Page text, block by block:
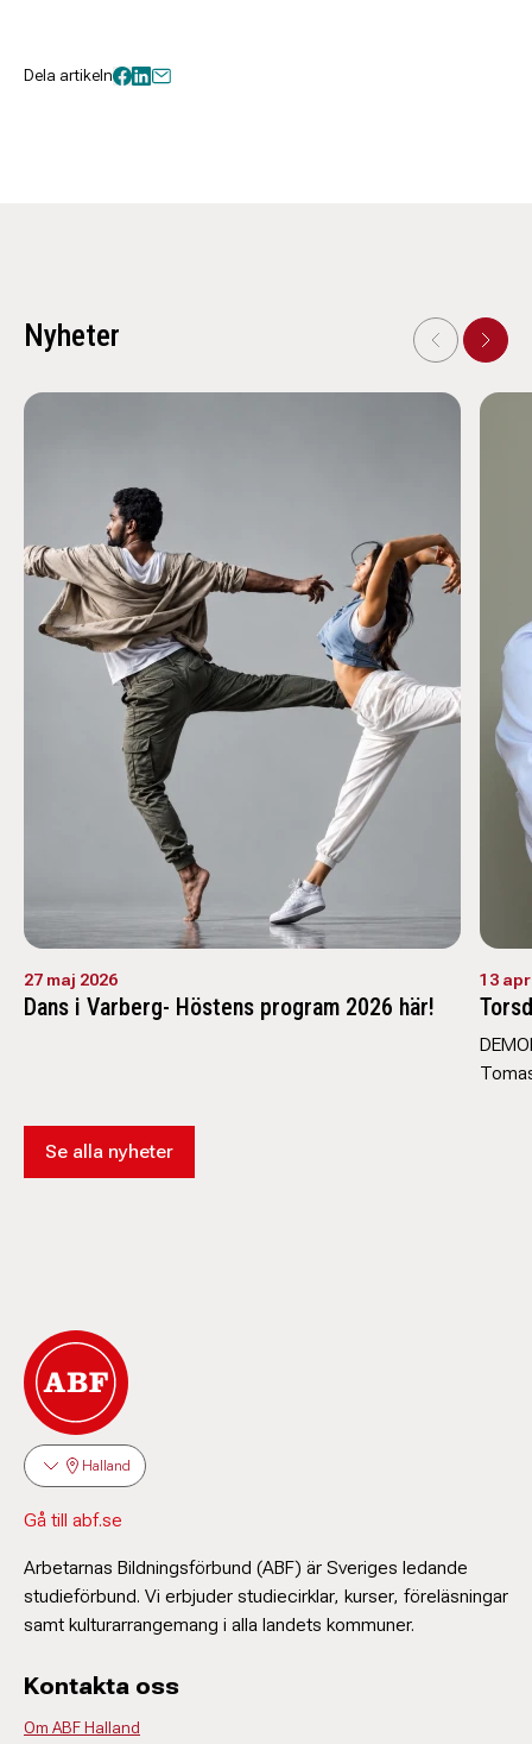
Dela artikeln
Nyheter
27 maj 2026
Dans i Varberg- Höstens program 2026 här!
13
Se alla nyheter
Halland
Gå till abf.se
Arbetarnas Bildningsförbund (ABF) är Sveriges ledande
studieförbund. Vi erbjuder studiecirklar, kurser, föreläsningar
samt kulturarrangemang i alla landets kommuner.
Kontakta oss
Om ABF Halland